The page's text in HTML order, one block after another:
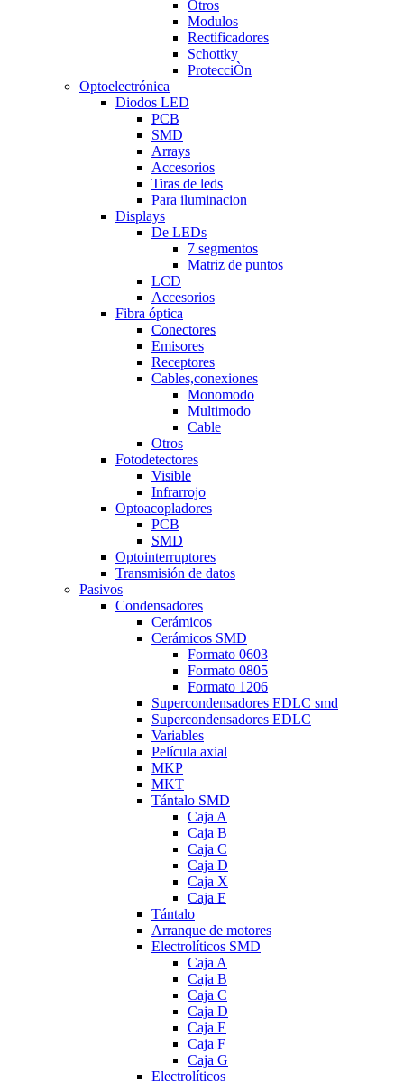
Otros
Modulos
Rectificadores
Schottky
ProtecciÒn
Optoelectrónica
Diodos LED
PCB
SMD
Arrays
Accesorios
Tiras de leds
Para iluminacion
Displays
De LEDs
7 segmentos
Matriz de puntos
LCD
Accesorios
Fibra óptica
Conectores
Emisores
Receptores
Cables,conexiones
Monomodo
Multimodo
Cable
Otros
Fotodetectores
Visible
Infrarrojo
Optoacopladores
PCB
SMD
Optointerruptores
Transmisión de datos
Pasivos
Condensadores
Cerámicos
Cerámicos SMD
Formato 0603
Formato 0805
Formato 1206
Supercondensadores EDLC smd
Supercondensadores EDLC
Variables
Película axial
MKP
MKT
Tántalo SMD
Caja A
Caja B
Caja C
Caja D
Caja X
Caja E
Tántalo
Arranque de motores
Electrolíticos SMD
Caja A
Caja B
Caja C
Caja D
Caja E
Caja F
Caja G
Electrolíticos